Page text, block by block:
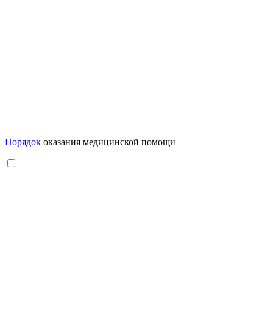
Порядок оказания медицинской помощи